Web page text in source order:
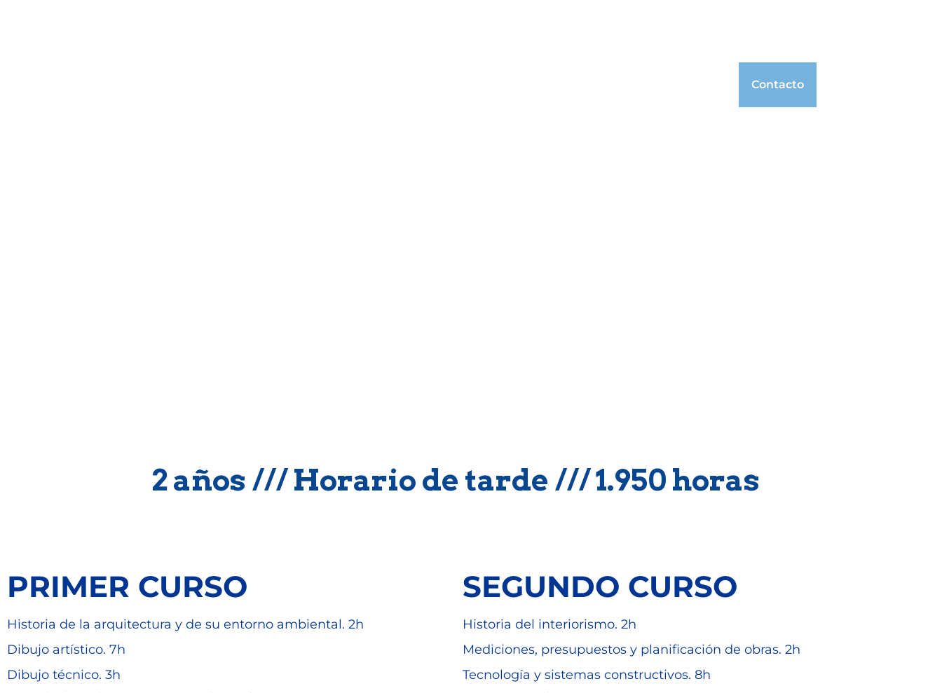
Contacto
2 años /// Horario de tarde /// 1.950 horas
PRIMER CURSO
Historia de la arquitectura y de su entorno ambiental. 2h
Dibujo artístico. 7h
Dibujo técnico. 3h
SEGUNDO CURSO
Historia del interiorismo. 2h
Mediciones, presupuestos y planificación de obras. 2h
Tecnología y sistemas constructivos. 8h